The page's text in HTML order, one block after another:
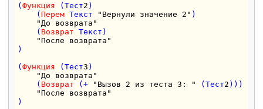
(Функция (Тест2 )
    (
Перем Текст "Вернули значение 2" )
"До возврата"
    (
Возврат Текст)
"После возврата"
)
(Функция (Тест3 )
"До возврата"
    (
Возврат (+ "Вызов 2 из теста 3: " (Тест2 )))
"После возврата"
)